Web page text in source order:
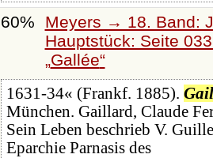
60%
Meyers → 18. Band:
Hauptstück: Seite
Gallée
1631-34« (Frankf. 1885). Gail
München. Gaillard, Claude
Sein Leben beschrieb V.
Eparchie Parnasis des